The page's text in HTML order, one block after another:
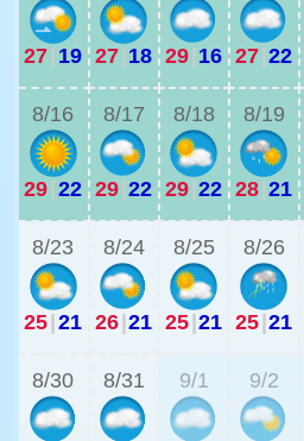
27| 19 27|18 29|16 27|22
8/16
29|22
8/17
29|22
8/18
29|22
8/19
28|21
8/23
25|21
8/24
26|21
8/25
25|21
8/26
25|21
8/30 8/31 9/1 9/2